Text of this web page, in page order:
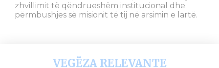
zhvillimit të qëndrueshëm institucional dhe
përmbushjes së misionit të tij në arsimin e lartë.
VEGËZA RELEVANTE